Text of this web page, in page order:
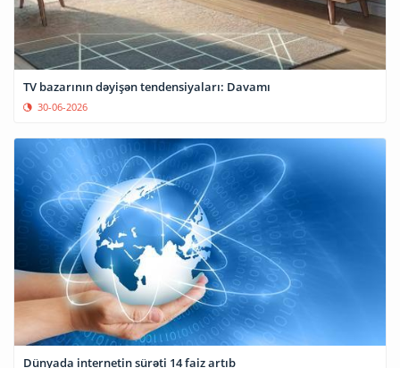
TV bazarının dəyişən tendensiyaları: Davamı
30-06-2026
Dünyada internetin sürəti 14 faiz artıb